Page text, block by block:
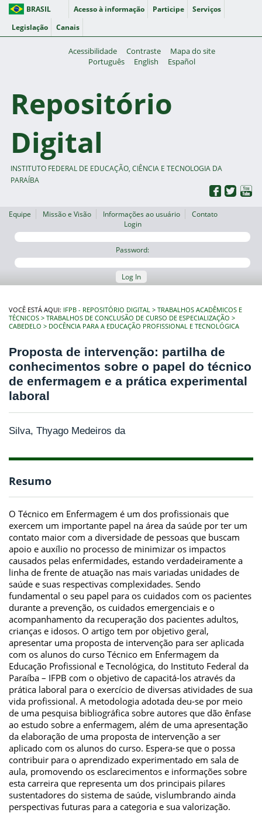
BRASIL Acesso à informação Participe
Serviços
Legislação
Canais
Acessibilidade Contraste
Mapa do site
Português
English Español
Repositório
Digital
INSTITUTO FEDERAL DE EDUCAÇÃO, CIÊNCIA E TECNOLOGIA DA
PARAÍBA
Equipe Missão e Visão Informações ao usuário
Contato
Login
Password:
Log In
VOCÊ ESTÁ AQUI: IFPB - REPOSITÓRIO DIGITAL
TRABALHOS ACADÊMICOS E
TÉCNICOS
TRABALHOS DE CONCLUSÃO DE CURSO DE ESPECIALIZAÇÃO
CABEDELO
DOCÊNCIA PARA A EDUCAÇÃO PROFISSIONAL E TECNOLÓGICA
Proposta de intervenção: partilha de
conhecimentos sobre o papel do técnico
de enfermagem e a prática experimental
laboral
Silva, Thyago Medeiros da
Resumo
O Técnico em Enfermagem é um dos profissionais que
exercem um importante papel na área da saúde por ter um
contato maior com a diversidade de pessoas que buscam
apoio e auxílio no processo de minimizar os impactos
causados pelas enfermidades, estando verdadeiramente a
linha de frente de atuação nas mais variadas unidades de
saúde e suas respectivas complexidades. Sendo
fundamental o seu papel para os cuidados com os pacientes
durante a prevenção, os cuidados emergenciais e o
acompanhamento da recuperação dos pacientes adultos,
crianças e idosos. O artigo tem por objetivo geral,
apresentar uma proposta de intervenção para ser aplicada
com os alunos do curso Técnico em Enfermagem da
Educação Profissional e Tecnológica, do Instituto Federal da
Paraíba – IFPB com o objetivo de capacitá-los através da
prática laboral para o exercício de diversas atividades de sua
vida profissional. A metodologia adotada deu-se por meio
de uma pesquisa bibliográfica sobre autores que dão ênfase
ao estudo sobre a enfermagem, além de uma apresentação
da elaboração de uma proposta de intervenção a ser
aplicado com os alunos do curso. Espera-se que o possa
contribuir para o aprendizado experimentado em sala de
aula, promovendo os esclarecimentos e informações sobre
esta carreira que representa um dos principais pilares
sustentadores do sistema de saúde, vislumbrando ainda
perspectivas futuras para a categoria e sua valorização.